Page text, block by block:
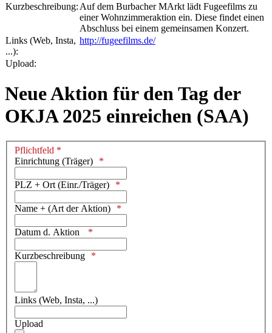
Kurzbeschreibung: Auf dem Burbacher MArkt lädt Fugeefilms zu
einer Wohnzimmeraktion ein. Diese findet einen
Abschluss bei einem gemeinsamen Konzert.
Links (Web, Insta,
...):
http://fugeefilms.de/
Upload:
Neue Aktion für den Tag der
OKJA 2025 einreichen (SAA)
Pflichtfeld *
Einrichtung (Träger)
PLZ + Ort (Einr./Träger)
Name + (Art der Aktion)
Datum d. Aktion
Kurzbeschreibung
Links (Web, Insta, ...)
Upload